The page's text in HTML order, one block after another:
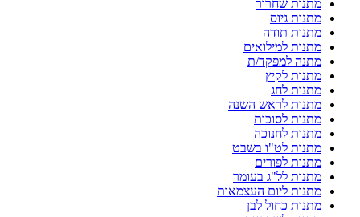
מתנות שחרור
מתנות גיוס
מתנות תודה
מתנות למילואים
מתנה למפקד/ת
מתנות לקיץ
מתנות לחג
מתנות לראש השנה
מתנות לסוכות
מתנות לחנוכה
מתנות לט"ו בשבט
מתנות לפורים
מתנות לל"ג בעומר
מתנות ליום העצמאות
מתנות כחול לבן